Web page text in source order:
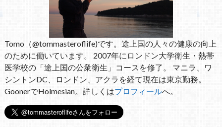
Tomo（@tommasteroflife)です。途上国の人々の健康の向上
のために働いています。 2007年にロンドン大学衛生・熱帯
医学校の「途上国の公衆衛生」コースを修了。 マニラ、ワ
シントンDC、ロンドン、アクラを経て現在は東京勤務。
GoonerでHolmesian。詳しくはプロフィールへ。